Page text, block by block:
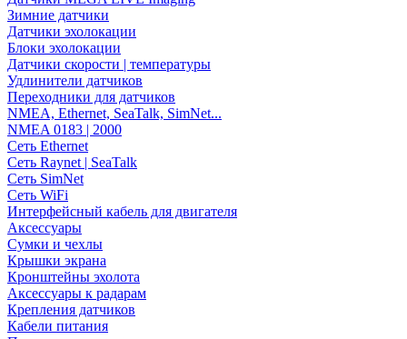
Зимние датчики
Датчики эхолокации
Блоки эхолокации
Датчики скорости | температуры
Удлинители датчиков
Переходники для датчиков
NMEA, Ethernet, SeaTalk, SimNet...
NMEA 0183 | 2000
Сеть Ethernet
Сеть Raynet | SeaTalk
Сеть SimNet
Сеть WiFi
Интерфейсный кабель для двигателя
Аксессуары
Сумки и чехлы
Крышки экрана
Кронштейны эхолота
Аксессуары к радарам
Крепления датчиков
Кабели питания